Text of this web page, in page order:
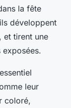
la fête
développent
et tirent une
leur
coloré,